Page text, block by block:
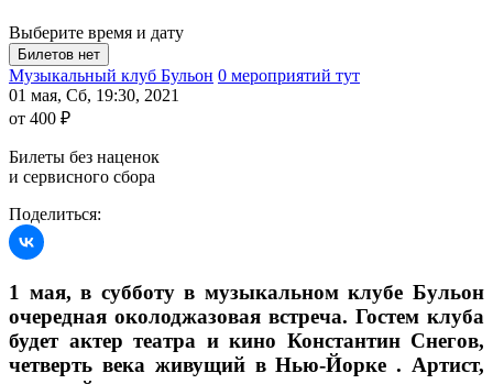
Выберите время и дату
Музыкальный клуб Бульон 0 мероприятий тут
01 мая, Сб, 19:30, 2021
от 400 ₽
Билеты без наценок
и сервисного сбора
Поделиться:
1 мая, в субботу в музыкальном клубе Бульон
очередная околоджазовая встреча. Гостем клуба
будет актер театра и кино Константин Снегов,
четверть века живущий в Нью-Йорке . Артист,